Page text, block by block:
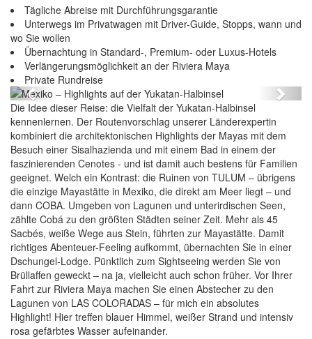
Tägliche Abreise mit Durchführungsgarantie
Unterwegs im Privatwagen mit Driver-Guide, Stopps, wann und
wo Sie wollen
Übernachtung in Standard-, Premium- oder Luxus-Hotels
Verlängerungsmöglichkeit an der Riviera Maya
Private Rundreise
Mexiko – Highlights auf der Yukatan-Halbinsel
Previous Next
Die Idee dieser Reise: die Vielfalt der Yukatan-Halbinsel
kennenlernen. Der Routenvorschlag unserer Länderexpertin
kombiniert die architektonischen Highlights der Mayas mit dem
Besuch einer Sisalhazienda und mit einem Bad in einem der
faszinierenden Cenotes - und ist damit auch bestens für Familien
geeignet. Welch ein Kontrast: die Ruinen von TULUM – übrigens
die einzige Mayastätte in Mexiko, die direkt am Meer liegt – und
dann COBA. Umgeben von Lagunen und unterirdischen Seen,
zählte Cobá zu den größten Städten seiner Zeit. Mehr als 45
Sacbés, weiße Wege aus Stein, führten zur Mayastätte. Damit
richtiges Abenteuer-Feeling aufkommt, übernachten Sie in einer
Dschungel-Lodge. Pünktlich zum Sightseeing werden Sie von
Brüllaffen geweckt – na ja, vielleicht auch schon früher. Vor Ihrer
Fahrt zur Riviera Maya machen Sie einen Abstecher zu den
Lagunen von LAS COLORADAS – für mich ein absolutes
Highlight! Hier treffen blauer Himmel, weißer Strand und intensiv
rosa gefärbtes Wasser aufeinander.